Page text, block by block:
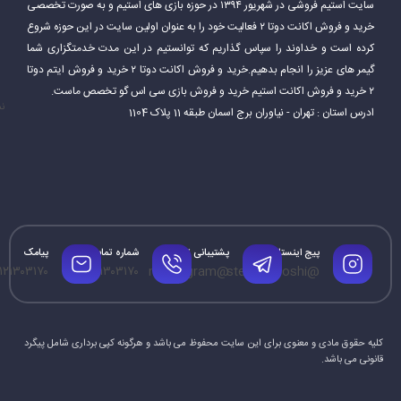
سایت استیم فروشی در شهریور ۱۳۹۴ در حوزه بازی های استیم و به صورت تخصصی
خرید و فروش اکانت دوتا ۲ فعالیت خود را به عنوان اولین سایت در این حوزه شروع
کرده است و خداوند را سپاس گذاریم که توانستیم در این مدت خدمتگزاری شما
گیمر های عزیز را انجام بدهیم.خرید و فروش اکانت دوتا ۲ خرید و فروش ایتم دوتا
۲ خرید و فروش اکانت استیم خرید و فروش بازی سی اس گو تخصص ماست.
ادرس استان : تهران - نیاوران برج اسمان طبقه 11 پلاک 1104
پیج اینستاگرام
@steamforoshi
پشتیبانی تلگرام
@mrtelegram
شماره تماس
۰۹۱۲۱۳۰۳۱۷۰
پیامک
کلیه حقوق مادی و معنوی برای این سایت محفوظ می باشد و هرگونه کپی برداری شامل پیگرد
قانونی می باشد.